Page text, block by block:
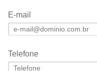
E-mail
Telefone